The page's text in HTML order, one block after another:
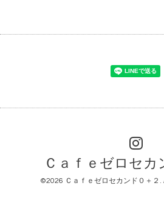
Ｃａｆｅゼロセカ
©2026 Ｃａｆｅゼロセカンド０＋２ .